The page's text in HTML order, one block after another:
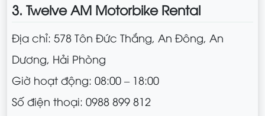
3. Twelve AM Motorbike Rental
Địa chỉ: 578 Tôn Đức Thắng, An Đông, An
Dương, Hải Phòng
Giờ hoạt động: 08:00 – 18:00
Số điện thoại: 0988 899 812